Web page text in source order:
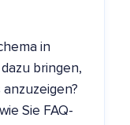
in
bringen,
anzuzeigen?
Sie FAQ-